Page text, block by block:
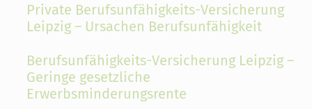
Private Berufsunfähigkeits-Versicherung
Leipzig – Ursachen Berufsunfähigkeit
Berufsunfähigkeits-Versicherung Leipzig –
Geringe gesetzliche
Erwerbsminderungsrente